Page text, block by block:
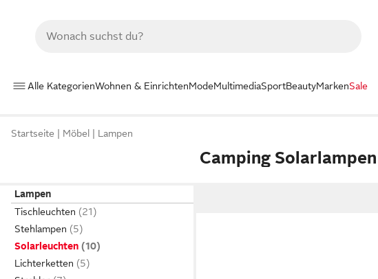
Alle KategorienWohnen & EinrichtenModeMultimediaSportBeautyMarkenSale
Startseite Möbel Lampen
Camping Solarlampen
Lampen
Tischleuchten
Stehlampen
Solarleuchten
Lichterketten